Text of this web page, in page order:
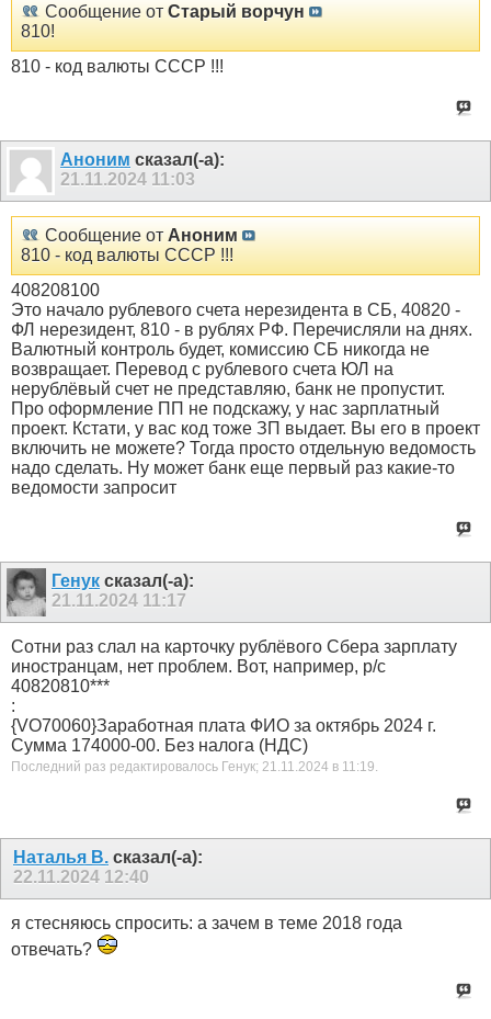
Сообщение от Старый ворчун
810!
810 - код валюты СССР !!!
Аноним сказал(-а):
21.11.2024 11:03
Сообщение от Аноним
810 - код валюты СССР !!!
408208100
Это начало рублевого счета нерезидента в СБ, 40820 -
ФЛ нерезидент, 810 - в рублях РФ. Перечисляли на днях.
Валютный контроль будет, комиссию СБ никогда не
возвращает. Перевод с рублевого счета ЮЛ на
нерублёвый счет не представляю, банк не пропустит.
Про оформление ПП не подскажу, у нас зарплатный
проект. Кстати, у вас код тоже ЗП выдает. Вы его в проект
включить не можете? Тогда просто отдельную ведомость
надо сделать. Ну может банк еще первый раз какие-то
ведомости запросит
Генук сказал(-а):
21.11.2024 11:17
Сотни раз слал на карточку рублёвого Сбера зарплату
иностранцам, нет проблем. Вот, например, р/с
40820810***
:
{VO70060}Заработная плата ФИО за октябрь 2024 г.
Сумма 174000-00. Без налога (НДС)
Последний раз редактировалось Генук; 21.11.2024 в 11:19.
Наталья В. сказал(-а):
22.11.2024 12:40
я стесняюсь спросить: а зачем в теме 2018 года
отвечать?